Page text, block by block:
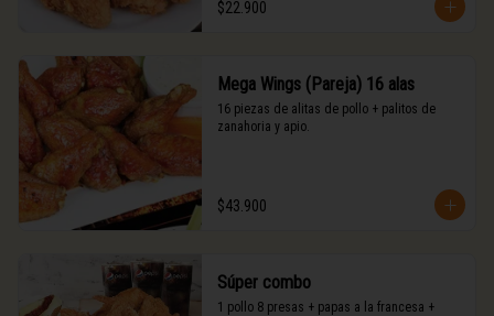
$22.900
Mega Wings (Pareja) 16 alas
16 piezas de alitas de pollo + palitos de
zanahoria y apio.
$43.900
Súper combo
1 pollo 8 presas + papas a la francesa +